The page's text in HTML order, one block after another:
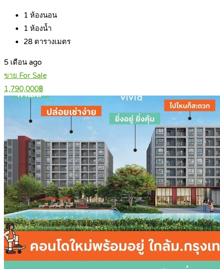
1 ห้องนอน
1 ห้องน้ำ
28 ตารางเมตร
5 เดือน ago
ขาย For Sale
1,790,000฿